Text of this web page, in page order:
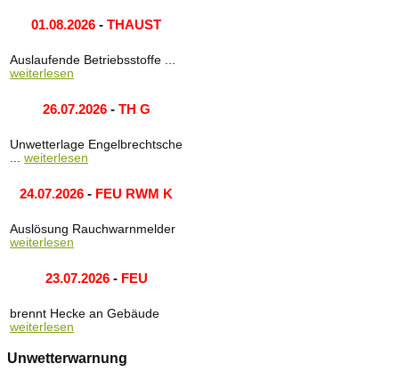
01.08.2026 - THAUST
Auslaufende Betriebsstoffe ...
weiterlesen
26.07.2026- TH G
Unwetterlage Engelbrechtsche
... weiterlesen
24.07.2026 - FEU RWM K
Auslösung Rauchwarnmelder
weiterlesen
23.07.2026- FEU
brennt Hecke an Gebäude
weiterlesen
Unwetterwarnung